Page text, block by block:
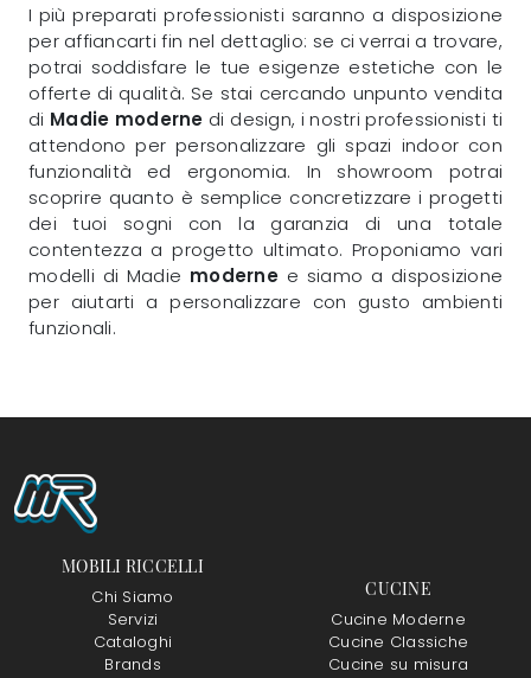
I più preparati professionisti saranno a disposizione
per affiancarti fin nel dettaglio: se ci verrai a trovare,
potrai soddisfare le tue esigenze estetiche con le
offerte di qualità. Se stai cercando unpunto vendita
di Madie moderne di design, i nostri professionisti ti
attendono per personalizzare gli spazi indoor con
funzionalità ed ergonomia. In showroom potrai
scoprire quanto è semplice concretizzare i progetti
dei tuoi sogni con la garanzia di una totale
contentezza a progetto ultimato. Proponiamo vari
modelli di Madie modernee siamo a disposizione
per aiutarti a personalizzare con gusto ambienti
funzionali.
MOBILI RICCELLI
Chi Siamo
Servizi
Cataloghi
Brands
CUCINE
Cucine Moderne
Cucine Classiche
Cucine su misura